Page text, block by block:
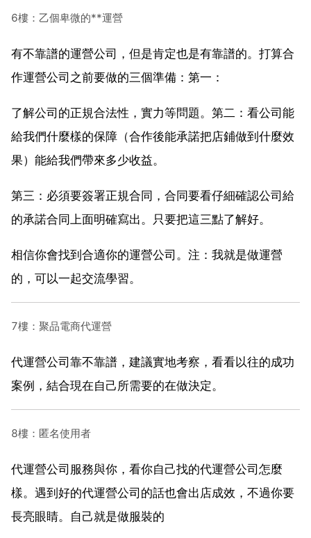
6樓：乙個卑微的**運營
有不靠譜的運營公司，但是肯定也是有靠譜的。打算合
作運營公司之前要做的三個準備：第一：
了解公司的正規合法性，實力等問題。第二：看公司能
給我們什麼樣的保障（合作後能承諾把店鋪做到什麼效
果）能給我們帶來多少收益。
第三：必須要簽署正規合同，合同要看仔細確認公司給
的承諾合同上面明確寫出。只要把這三點了解好。
相信你會找到合適你的運營公司。注：我就是做運營
的，可以一起交流學習。
7樓：聚品電商代運營
代運營公司靠不靠譜，建議實地考察，看看以往的成功
案例，結合現在自己所需要的在做決定。
8樓：匿名使用者
代運營公司服務與你，看你自己找的代運營公司怎麼
樣。遇到好的代運營公司的話也會出店成效，不過你要
長亮眼睛。自己就是做服裝的